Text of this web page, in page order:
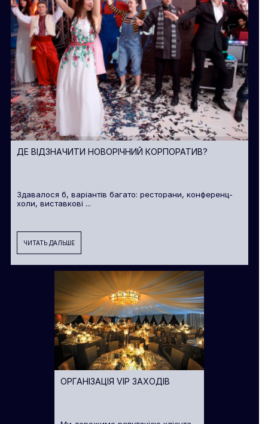
ДЕ ВІДЗНАЧИТИ НОВОРІЧНИЙ КОРПОРАТИВ?
Здавалося б, варіантів багато: ресторани, конференц-
холи, виставкові ...
ЧИТАТЬ ДАЛЬШЕ
ОРГАНІЗАЦІЯ VIP ЗАХОДІВ